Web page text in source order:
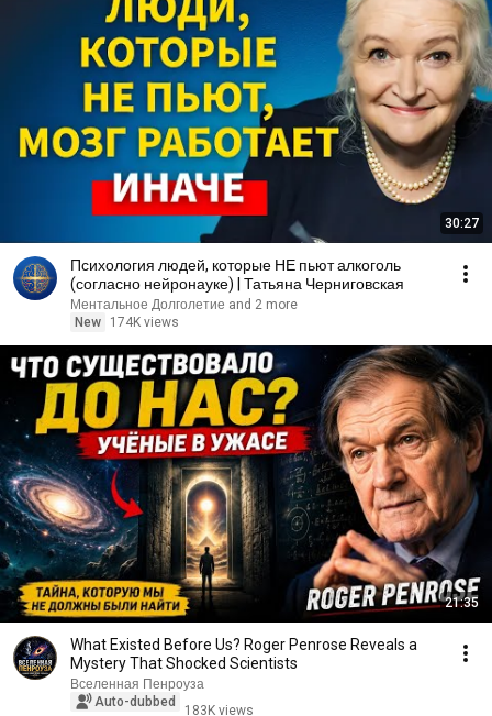
30:27
Психология людей, которые НЕ пьют алкоголь
(согласно нейронауке) | Татьяна Черниговская
Ментальное Долголетие and 2 more
New
174K views
21:35
What Existed Before Us? Roger Penrose Reveals a
Mystery That Shocked Scientists
Вселенная Пенроуза
Auto-dubbed
183K views